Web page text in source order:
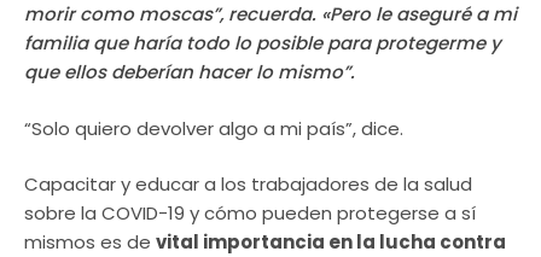
morir como moscas”, recuerda. «Pero le aseguré a mi
familia que haría todo lo posible para protegerme y
que ellos deberían hacer lo mismo”.
“Solo quiero devolver algo a mi país”, dice.
Capacitar y educar a los trabajadores de la salud
sobre la COVID-19 y cómo pueden protegerse a sí
mismos es de vital importancia en la lucha contra